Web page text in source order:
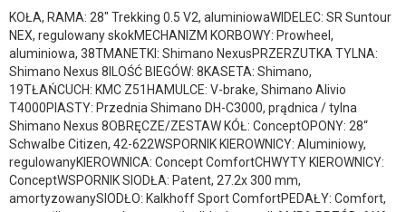
KOŁA, RAMA: 28″ Trekking 0.5 V2, aluminiowaWIDELEC: SR Suntour
NEX, regulowany skokMECHANIZM KORBOWY: Prowheel,
aluminiowa, 38TMANETKI: Shimano NexusPRZERZUTKA TYLNA:
Shimano Nexus 8ILOŚĆ BIEGÓW: 8KASETA: Shimano,
19TŁAŃCUCH: KMC Z51HAMULCE: V-brake, Shimano Alivio
T4000PIASTY: Przednia Shimano DH-C3000, prądnica / tylna
Shimano Nexus 8OBRĘCZE/ZESTAW KÓŁ: ConceptOPONY: 28“
Schwalbe Citizen, 42-622WSPORNIK KIEROWNICY: Aluminiowy,
regulowanyKIEROWNICA: Concept ComfortCHWYTY KIEROWNICY:
ConceptWSPORNIK SIODŁA: Patent, 27.2x 300 mm,
amortyzowanySIODŁO: Kalkhoff Sport ComfortPEDAŁY: Comfort,